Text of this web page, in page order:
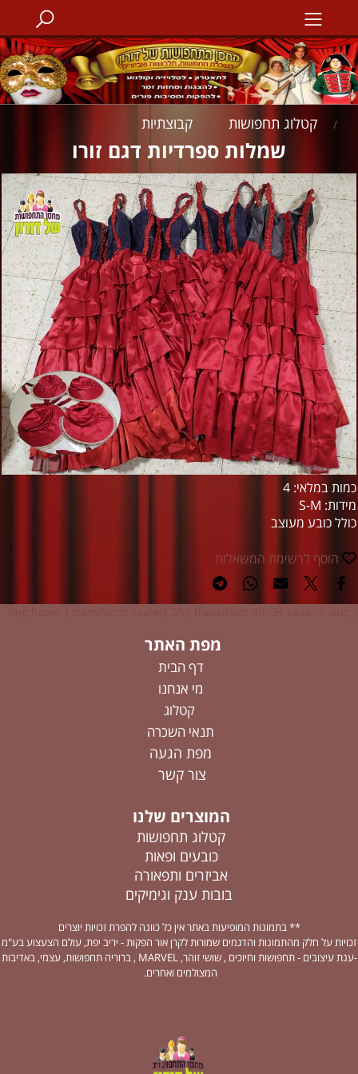
/ קטלוג תחפושות קבוצתיות
שמלות ספרדיות דגם זורו
כמות במלאי: 4
מידות: S-M
כולל כובע מעוצב
הוסף לרשימת המשאלות
מפת האתר
דף הבית
מי אנחנו
קטלוג
תנאי השכרה
מפת הגעה
צור קשר
המוצרים שלנו
קטלוג תחפושות
כובעים ופאות
אביזרים ותפאורה
בובות ענק וגימיקים
** בתמונות המופיעות באתר אין כל כוונה להפרת זכויות יוצרים
זכויות על חלק מהתמונות והדגמים שמורות לקרן אור הפקות - יריב יפת, עולם הצעצוע בע"מ
-ענת עיצובים - תחפושות וחיוכים , שושי זוהר, MARVEL , ברוריה תחפושות, עצמי, באדיבות
המצולמים ואחרים.